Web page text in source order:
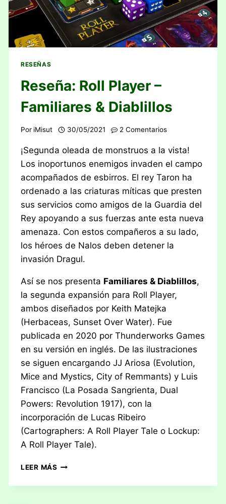
RESEÑAS
Reseña: Roll Player –
Familiares & Diablillos
Por iMisut 30/05/2021 2 Comentarios
¡Segunda oleada de monstruos a la vista!
Los inoportunos enemigos invaden el campo
acompañados de esbirros. El rey Taron ha
ordenado a las criaturas míticas que presten
sus servicios como amigos de la Guardia del
Rey apoyando a sus fuerzas ante esta nueva
amenaza. Con estos compañeros a su lado,
los héroes de Nalos deben detener la
invasión Dragul.
Así se nos presenta Familiares & Diablillos,
la segunda expansión para Roll Player,
ambos diseñados por Keith Matejka
(Herbaceas, Sunset Over Water). Fue
publicada en 2020 por Thunderworks Games
en su versión en inglés. De las ilustraciones
se siguen encargando JJ Ariosa (Evolution,
Mice and Mystics, City of Remmants) y Luis
Francisco (La Posada Sangrienta, Dual
Powers: Revolution 1917), con la
incorporación de Lucas Ribeiro
(Cartographers: A Roll Player Tale o Lockup:
A Roll Player Tale).
LEER MÁS RESEÑA:
PLAYER